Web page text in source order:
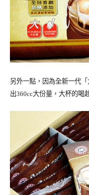
另外一點，因為全新一代
出360cc大份量，大杯的喝